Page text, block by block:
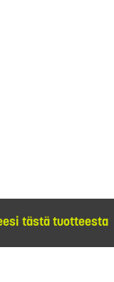
tästä tuotteesta